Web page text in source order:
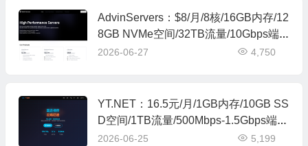
AdvinServers：$8/月/8核/16GB内存/12
8GB NVMe空间/32TB流量/10Gbps端
口/KVM/堪萨斯
2026-06-27 4,750
YT.NET：16.5元/月/1GB内存/10GB SS
D空间/1TB流量/500Mbps-1.5Gbps端
口/KVM/日本Softbank/IIJ
2026-06-25 5,199